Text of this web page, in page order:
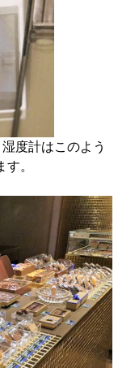
度計はこのよう
。